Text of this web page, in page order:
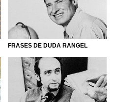
FRASES DE DUDA RANGEL